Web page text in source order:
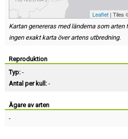
Leaflet | Tiles
Kartan genereras med länderna som arten
ingen exakt karta över artens utbredning.
Reproduktion
Typ: -
Antal per kull: -
Ägare av arten
-